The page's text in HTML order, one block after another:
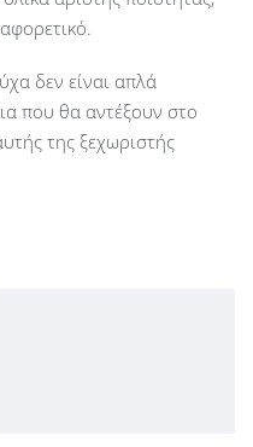
δεν είναι απλά
που θα αντέξουν στο
της ξεχωριστής